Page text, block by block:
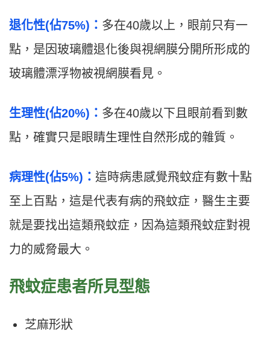
退化性(佔75%)： 多在40歲以上，眼前只有一
點，是因玻璃體退化後與視網膜分開所形成的
玻璃體漂浮物被視網膜看見。
生理性(佔20%)： 多在40歲以下且眼前看到數
點，確實只是眼睛生理性自然形成的雜質。
病理性(佔5%)： 這時病患感覺飛蚊症有數十點
至上百點，這是代表有病的飛蚊症，醫生主要
就是要找出這類飛蚊症，因為這類飛蚊症對視
力的威脅最大。
飛蚊症患者所見型態
芝麻形狀